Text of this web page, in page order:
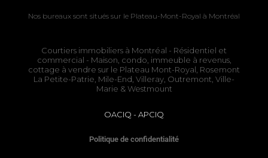
Nos bureaux sont situés sur le Plateau-Mont-Royal à Montréal
Courtiers immobiliers à Montréal - Résidentiel et
commercial - Maison, condo, immeuble à revenus,
cottage à vendre sur le Plateau Mont-Royal Rosemont
La Petite-Patrie , Mile-End, Villeray, Outremont, Ville-
Marie & Westmount
OACIQ - APCIQ
Politique de confidentialité